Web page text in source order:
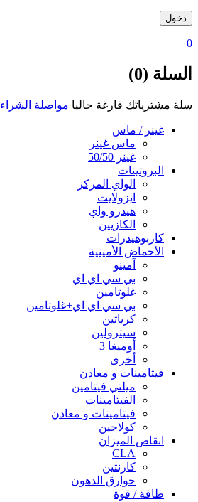
0
السلة (0)
سلة مشترياتك فارغة حاليا مواصلة الشراء
غينر / ماس
ماس غينر
غينر 50/50
البروتينات
الواي المركز
ايزولايت
هيدرو واي
الكازيين
كاربوهيدرات
الأحماض الأمينية
آمينو
بي سي اي اي
غلوتامين
بي سي اي اي+غلوتامين
كرياتين
سيترولين
أوميغا 3
أخرى
فيتامينات و معادن
ميلتي فيتامين
الفيتامينات
فيتامينات و معادن
كولاجين
انقاص الميزان
CLA
كارنتين
حوارق الدهون
طاقة / قوة